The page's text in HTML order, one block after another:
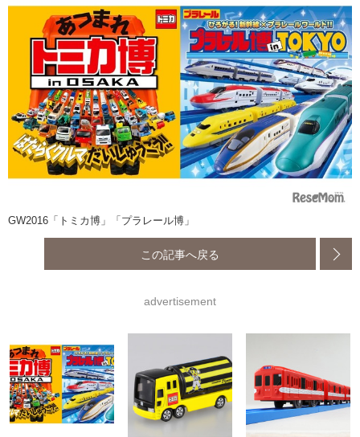
GW2016「トミカ博」「プラレール博」
この記事へ戻る
advertisement